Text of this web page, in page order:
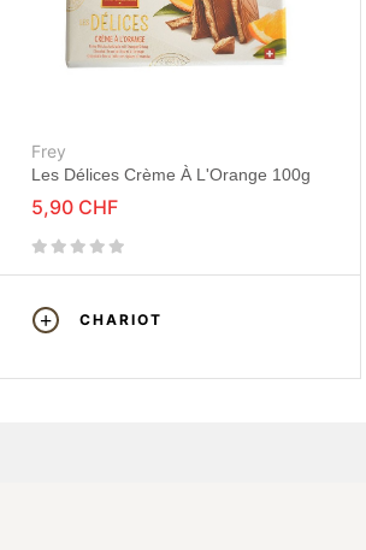
Frey
Les Délices Crème À L'Orange 100g
5,90 CHF
CHARIOT